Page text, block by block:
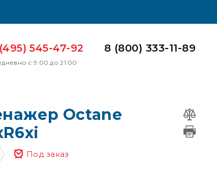
545-47-92
с 9:00 до 21:00
8 (800) 333-11-89
Octane
Под заказ